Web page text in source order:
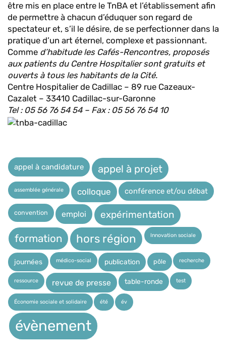
être mis en place entre le TnBA et l’établissement afin
de permettre à chacun d’éduquer son regard de
spectateur et, s’il le désire, de se perfectionner dans la
pratique d’un art éternel, complexe et passionnant.
Comme d’habitude les Cafés-Rencontres, proposés
aux patients du Centre Hospitalier sont gratuits et
ouverts à tous les habitants de la Cité.
Centre Hospitalier de Cadillac – 89 rue Cazeaux-
Cazalet – 33410 Cadillac-sur-Garonne
Tel : 05 56 76 54 54 – Fax : 05 56 76 54 10
appel à candidature appel à projet
assemblée générale colloque conférence et/ou débat
convention emploi expérimentation
formation hors région Innovation sociale
journées médico-social publication pôle recherche
ressource revue de presse table-ronde test
Économie sociale et solidaire été év
évènement